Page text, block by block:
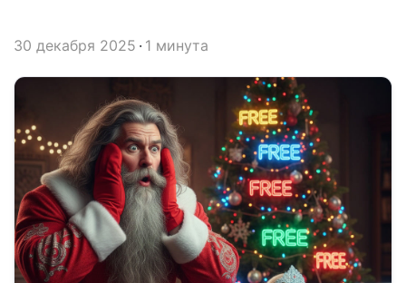
30 декабря 2025 1 минута